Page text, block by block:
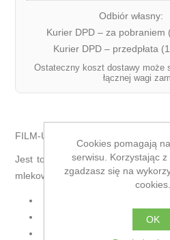
Odbiór własny:
Kurier DPD – za pobraniem
Kurier DPD – przedpłata
Ostateczny koszt dostawy może
łącznej wagi
FILM-UTILE D
Jest to produkt renomowanej
mlekowy do dezynfekcji strzyków
rozluźnienie i
formuła o właściwościach
Cookies pomagają
serwisu. Korzystając z
zgadzasz się na
cookies.
OK